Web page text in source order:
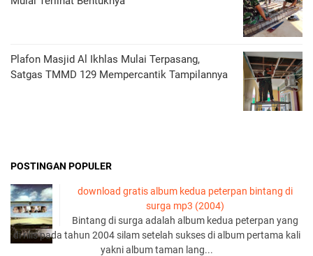
Plafon Masjid Al Ikhlas Mulai Terpasang,
Satgas TMMD 129 Mempercantik Tampilannya
POSTINGAN POPULER
download gratis album kedua peterpan bintang di
surga mp3 (2004)
Bintang di surga adalah album kedua peterpan yang
di rilis pada tahun 2004 silam setelah sukses di album pertama kali
yakni album taman lang...